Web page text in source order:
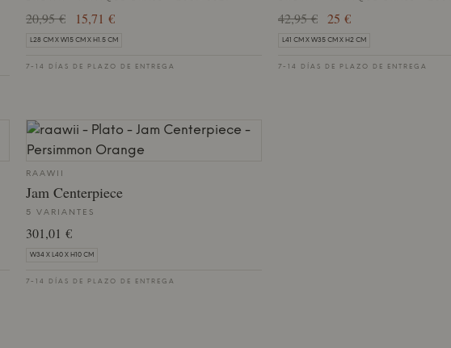
20,95 € 15,71 €
L28 CM X W15 CM X H1.5 CM
7-14 DÍAS DE PLAZO DE ENTREGA
42,95 € 25 €
L41 CM X W35 CM X H2 CM
7-14 DÍAS DE PLAZO DE ENTREGA
RAAWII
Jam Centerpiece
5 VARIANTES
301,01 €
W34 X L40 X H10 CM
7-14 DÍAS DE PLAZO DE ENTREGA